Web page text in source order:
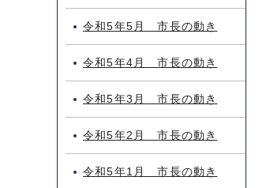
令和5年5月 市長の動き
令和5年4月 市長の動き
令和5年3月 市長の動き
令和5年2月 市長の動き
令和5年1月 市長の動き